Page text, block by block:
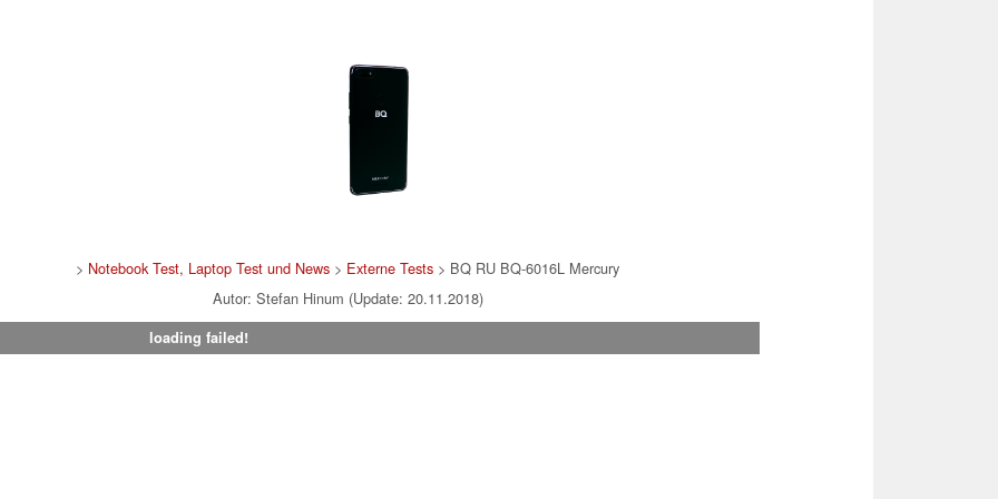
> Notebook Test, Laptop Test und News > Externe Tests > BQ RU BQ-6016L Mercury
Autor: Stefan Hinum (Update: 20.11.2018)
loading failed!